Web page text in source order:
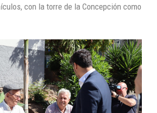
con la torre de la Concepción como